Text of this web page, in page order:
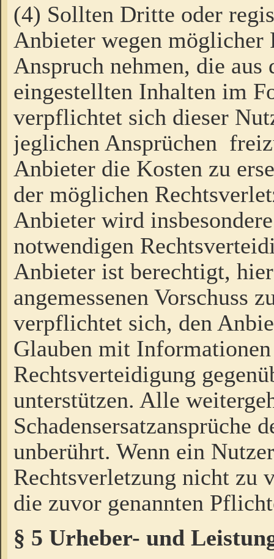
(4) Sollten Dritte oder
Anbieter wegen möglicher
Anspruch nehmen, die
eingestellten Inhalten im
verpflichtet sich dieser
jeglichen Ansprüchen
Anbieter die Kosten zu
der möglichen
Anbieter wird
notwendigen
Anbieter ist berechtigt,
angemessenen Vorschuss
verpflichtet sich, den
Glauben mit
Rechtsverteidigung
unterstützen. Alle
Schadensersatzansprüche
unberührt. Wenn ein
Rechtsverletzung nicht zu
die zuvor genannten
§ 5 Urheber- und